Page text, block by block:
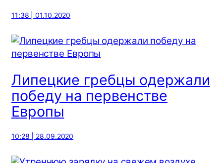
11:38 | 01.10.2020
Липецкие гребцы одержали
победу на первенстве
Европы
10:28 | 28.09.2020